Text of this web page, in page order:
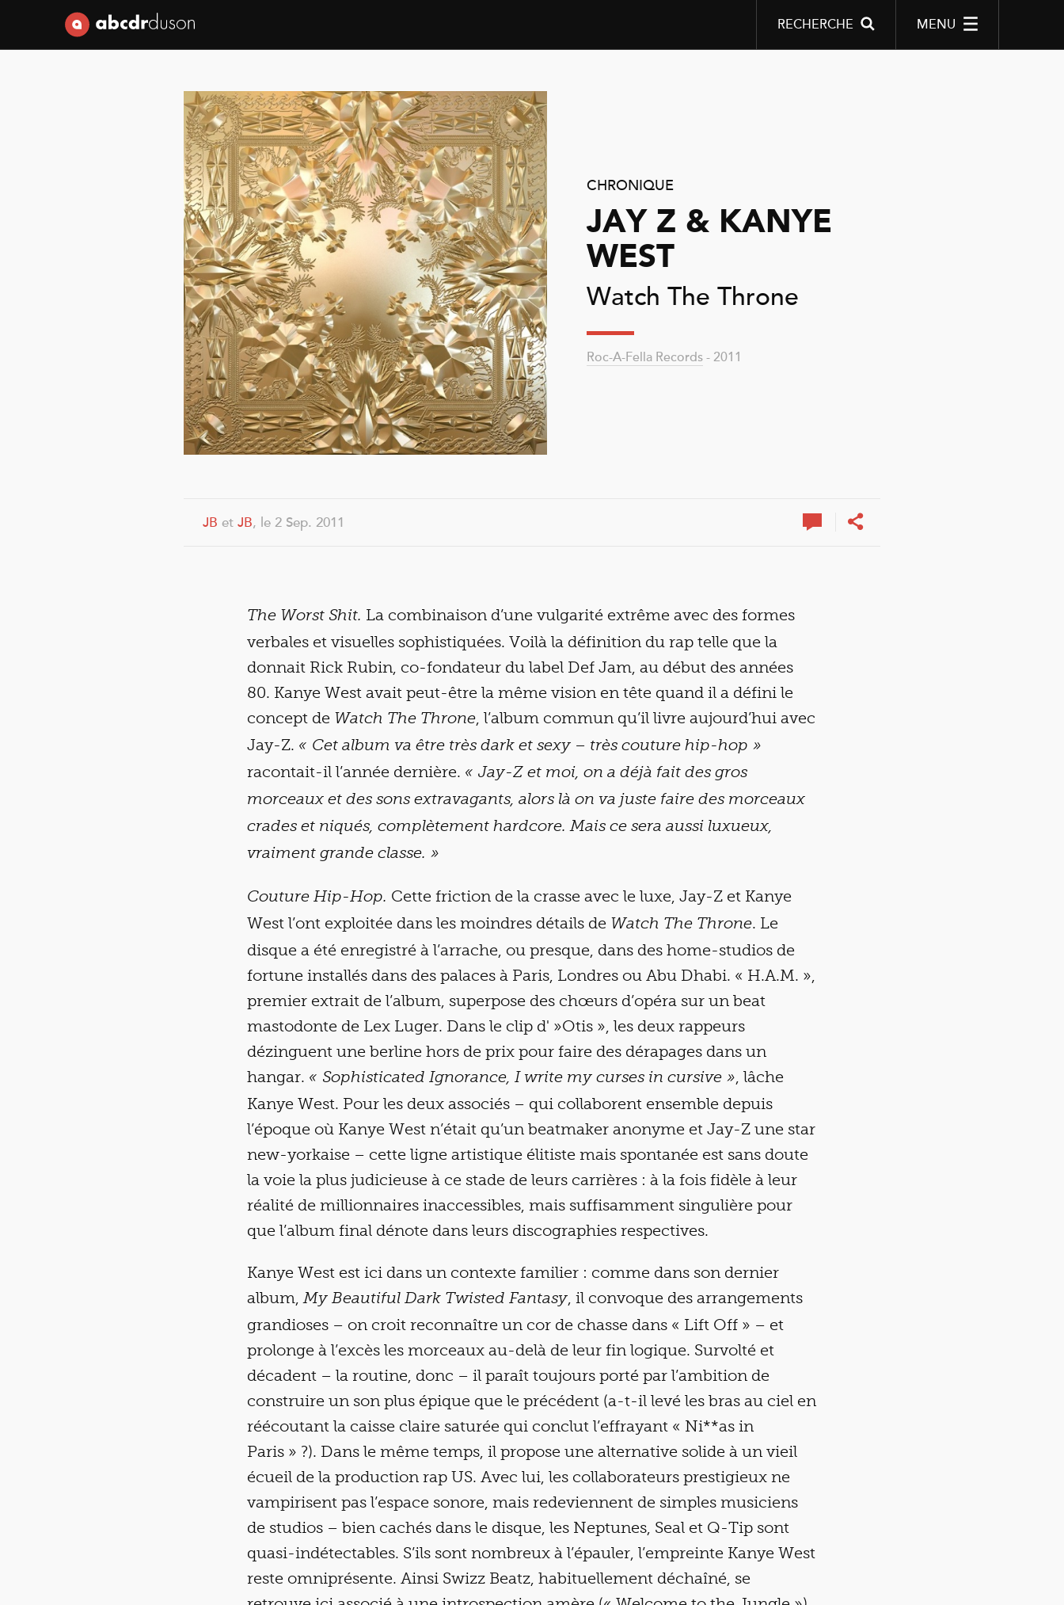
MENU
RECHERCHE
Abcdr du Son
CHRONIQUE
JAY Z & KANYE
WEST
Watch The Throne
Roc-A-Fella Records - 2011
JB et JB, le 2 Sep. 2011
The Worst Shit. La combinaison d’une vulgarité extrême avec des formes
verbales et visuelles sophistiquées. Voilà la définition du rap telle que la
donnait Rick Rubin, co-fondateur du label Def Jam, au début des années
80. Kanye West avait peut-être la même vision en tête quand il a défini le
concept de Watch The Throne, l’album commun qu’il livre aujourd’hui avec
Jay-Z. « Cet album va être très dark et sexy – très couture hip-hop »
racontait-il l’année dernière. « Jay-Z et moi, on a déjà fait des gros
morceaux et des sons extravagants, alors là on va juste faire des morceaux
crades et niqués, complètement hardcore. Mais ce sera aussi luxueux,
vraiment grande classe. »
Couture Hip-Hop. Cette friction de la crasse avec le luxe, Jay-Z et Kanye
West l’ont exploitée dans les moindres détails de Watch The Throne. Le
disque a été enregistré à l’arrache, ou presque, dans des home-studios de
fortune installés dans des palaces à Paris, Londres ou Abu Dhabi. « H.A.M. »,
premier extrait de l’album, superpose des chœurs d’opéra sur un beat
mastodonte de Lex Luger. Dans le clip d' »Otis », les deux rappeurs
dézinguent une berline hors de prix pour faire des dérapages dans un
hangar. « Sophisticated Ignorance, I write my curses in cursive », lâche
Kanye West. Pour les deux associés – qui collaborent ensemble depuis
l’époque où Kanye West n’était qu’un beatmaker anonyme et Jay-Z une star
new-yorkaise – cette ligne artistique élitiste mais spontanée est sans doute
la voie la plus judicieuse à ce stade de leurs carrières : à la fois fidèle à leur
réalité de millionnaires inaccessibles, mais suffisamment singulière pour
que l’album final dénote dans leurs discographies respectives.
Kanye West est ici dans un contexte familier : comme dans son dernier
album,My Beautiful Dark Twisted Fantasy, il convoque des arrangements
grandioses – on croit reconnaître un cor de chasse dans « Lift Off » – et
prolonge à l’excès les morceaux au-delà de leur fin logique. Survolté et
décadent – la routine, donc – il paraît toujours porté par l’ambition de
construire un son plus épique que le précédent (a-t-il levé les bras au ciel en
réécoutant la caisse claire saturée qui conclut l’effrayant « Ni**as in
Paris » ?). Dans le même temps, il propose une alternative solide à un vieil
écueil de la production rap US. Avec lui, les collaborateurs prestigieux ne
vampirisent pas l’espace sonore, mais redeviennent de simples musiciens
de studios – bien cachés dans le disque, les Neptunes, Seal et Q-Tip sont
quasi-indétectables. S’ils sont nombreux à l’épauler, l’empreinte Kanye West
reste omniprésente. Ainsi Swizz Beatz, habituellement déchaîné, se